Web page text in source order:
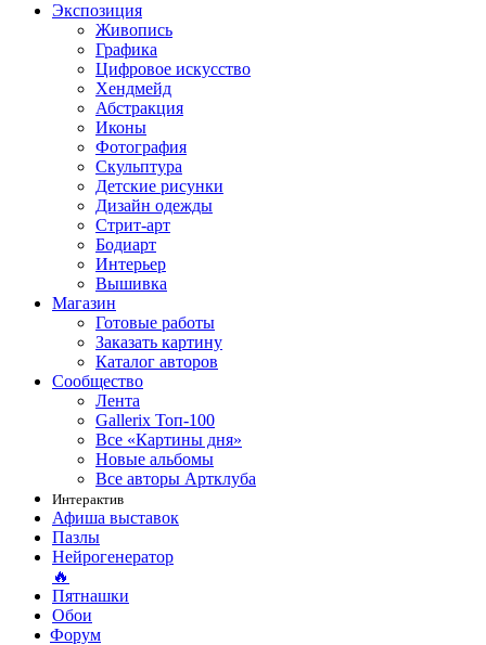
Экспозиция
Живопись
Графика
Цифровое искусство
Хендмейд
Абстракция
Иконы
Фотография
Скульптура
Детские рисунки
Дизайн одежды
Стрит-арт
Бодиарт
Интерьер
Вышивка
Магазин
Готовые работы
Заказать картину
Каталог авторов
Сообщество
Лента
Gallerix Топ-100
Все «Картины дня»
Новые альбомы
Все авторы Артклуба
Интерактив
Афиша выставок
Пазлы
Нейрогенератор
🔥
Пятнашки
Обои
Форум